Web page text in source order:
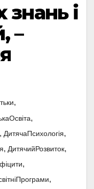
знань і
–
,
,
, ДитячаПсихологія,
, ДитячийРозвиток,
,
,